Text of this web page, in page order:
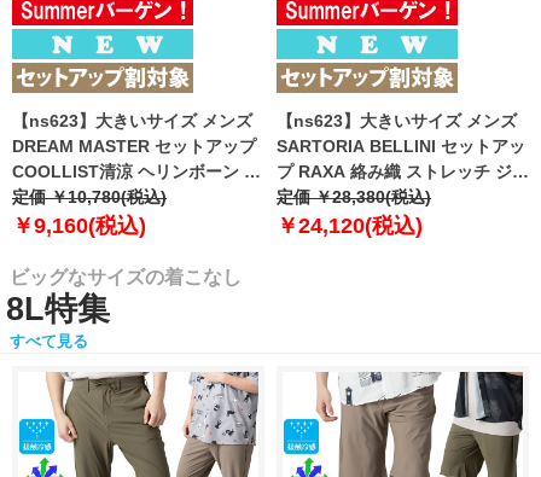
【ns623】大きいサイズ メンズ
DREAM MASTER セットアップ
COOLLIST清涼 ヘリンボーン ス
トレッチ パンツ 軽量 ウォッシャ
ブル スマリラ 春夏新作
定価 ￥10,780(税込)
￥9,160(税込)
【ns623】大きいサイズ メンズ
SARTORIA BELLINI セットアッ
プ RAXA 絡み織 ストレッチ ジャ
ケット 春夏新作 tzjk-33b
【fre】
定価 ￥28,380(税込)
￥24,120(税込)
ビッグなサイズの着こなし
8L特集
すべて見る